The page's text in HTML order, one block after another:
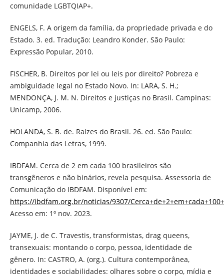
comunidade LGBTQIAP+.
ENGELS, F. A origem da família, da propriedade privada e do
Estado. 3. ed. Tradução: Leandro Konder. São Paulo:
Expressão Popular, 2010.
FISCHER, B. Direitos por lei ou leis por direito? Pobreza e
ambiguidade legal no Estado Novo. In: LARA, S. H.;
MENDONÇA, J. M. N. Direitos e justiças no Brasil. Campinas:
Unicamp, 2006.
HOLANDA, S. B. de. Raízes do Brasil. 26. ed. São Paulo:
Companhia das Letras, 1999.
IBDFAM. Cerca de 2 em cada 100 brasileiros são
transgêneros e não binários, revela pesquisa. Assessoria de
Comunicação do IBDFAM. Disponível em:
https://ibdfam.org.br/noticias/9307/
Acesso em: 1º nov. 2023.
JAYME, J. de C. Travestis, transformistas, drag queens,
transexuais: montando o corpo, pessoa, identidade de
gênero. In: CASTRO, A. (org.). Cultura contemporânea,
identidades e sociabilidades: olhares sobre o corpo, mídia e